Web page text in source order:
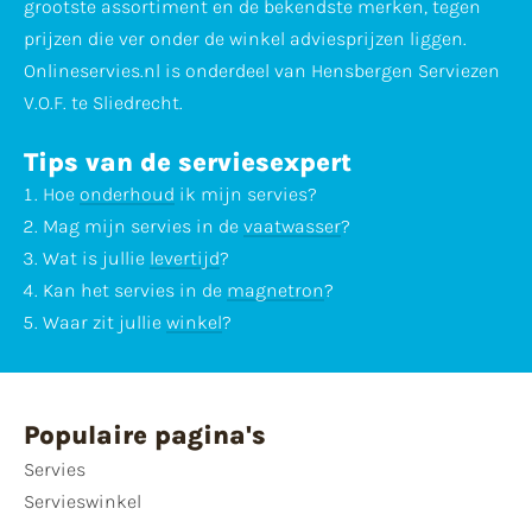
grootste assortiment en de bekendste merken, tegen
prijzen die ver onder de winkel adviesprijzen liggen.
Onlineservies.nl is onderdeel van Hensbergen Serviezen
V.O.F. te Sliedrecht.
Tips van de serviesexpert
Hoe onderhoud ik mijn servies?
Mag mijn servies in de vaatwasser?
Wat is jullie levertijd?
Kan het servies in de magnetron?
Waar zit jullie winkel?
Populaire pagina's
Servies
Servieswinkel